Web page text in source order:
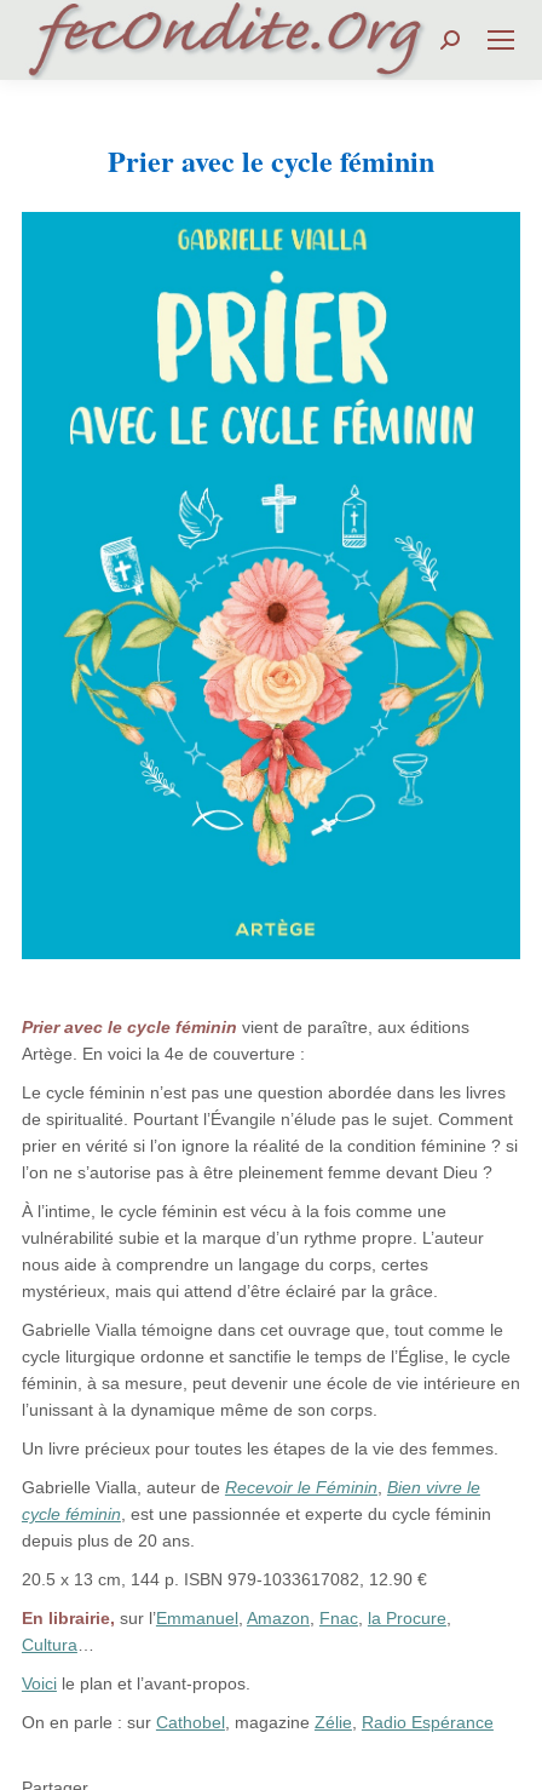
Search:
Prier avec le cycle féminin
Prier avec le cycle féminin vient de paraître, aux éditions
Artège. En voici la 4e de couverture :
Le cycle féminin n’est pas une question abordée dans les livres
de spiritualité. Pourtant l’Évangile n’élude pas le sujet. Comment
prier en vérité si l’on ignore la réalité de la condition féminine ? si
l’on ne s’autorise pas à être pleinement femme devant Dieu ?
À l’intime, le cycle féminin est vécu à la fois comme une
vulnérabilité subie et la marque d’un rythme propre. L’auteur
nous aide à comprendre un langage du corps, certes
mystérieux, mais qui attend d’être éclairé par la grâce.
Gabrielle Vialla témoigne dans cet ouvrage que, tout comme le
cycle liturgique ordonne et sanctifie le temps de l’Église, le cycle
féminin, à sa mesure, peut devenir une école de vie intérieure en
l’unissant à la dynamique même de son corps.
Un livre précieux pour toutes les étapes de la vie des femmes.
Gabrielle Vialla, auteur de Recevoir le Féminin Bien vivre le
cycle féminin , est une passionnée et experte du cycle féminin
depuis plus de 20 ans.
20.5 x 13 cm, 144 p. ISBN 979-1033617082, 12.90 €
En librairie, sur l’Emmanuel, Amazon Fnac, la Procure
Cultura
Voicile plan et l’avant-propos.
On en parle : sur Cathobel, magazine Zélie Radio Espérance